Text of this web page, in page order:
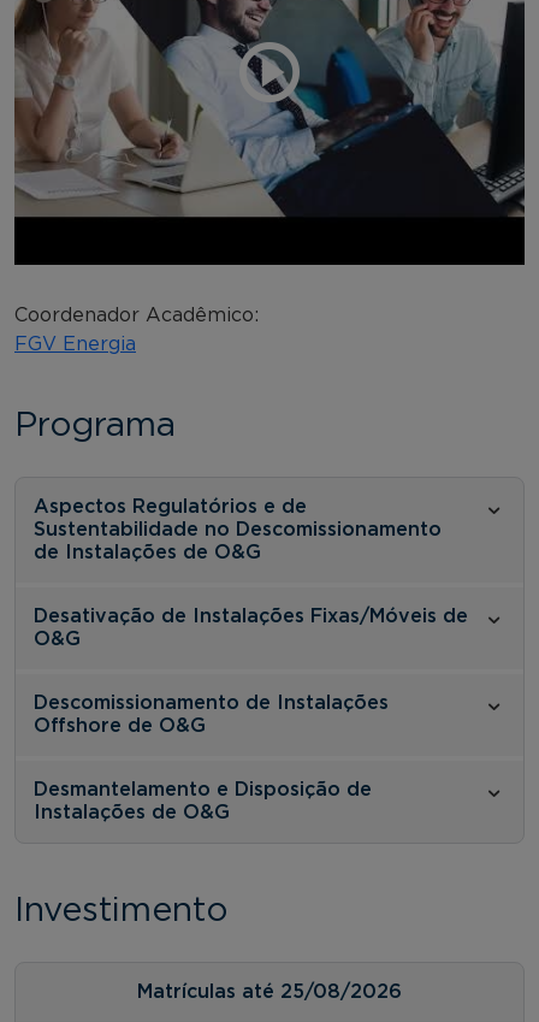
Coordenador Acadêmico:
FGV Energia
Programa
Aspectos Regulatórios e de
Sustentabilidade no Descomissionamento
de Instalações de O&G
Desativação de Instalações Fixas/Móveis de
O&G
Descomissionamento de Instalações
Offshore de O&G
Desmantelamento e Disposição de
Instalações de O&G
Investimento
Matrículas até 25/08/2026